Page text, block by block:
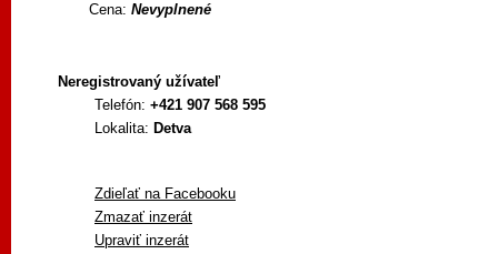
Cena: Nevyplnené
Neregistrovaný užívateľ
Telefón: +421 907 568 595
Lokalita: Detva
Zdieľať na Facebooku
Zmazať inzerát
Upraviť inzerát